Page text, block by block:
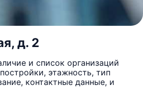
д. 2
и список организаций
этажность, тип
контактные данные, и